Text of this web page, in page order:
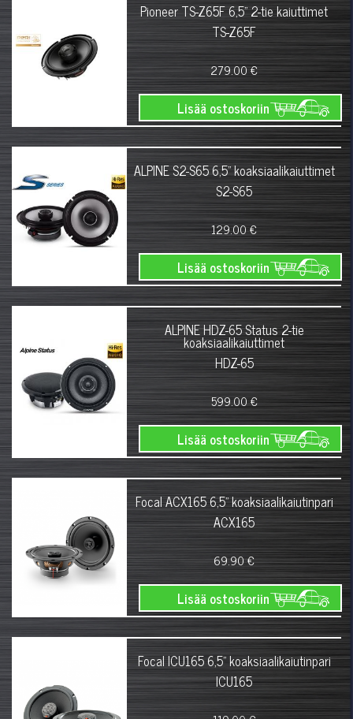
Pioneer TS-Z65F 6,5" 2-tie kaiuttimet
TS-Z65F
279.00 €
Lisää ostoskoriin
ALPINE S2-S65 6,5" koaksiaalikaiuttimet
S2-S65
129.00 €
Lisää ostoskoriin
ALPINE HDZ-65 Status 2-tie
koaksiaalikaiuttimet
HDZ-65
599.00 €
Lisää ostoskoriin
Focal ACX165 6,5" koaksiaalikaiutinpari
ACX165
69.90 €
Lisää ostoskoriin
Focal ICU165 6,5" koaksiaalikaiutinpari
ICU165